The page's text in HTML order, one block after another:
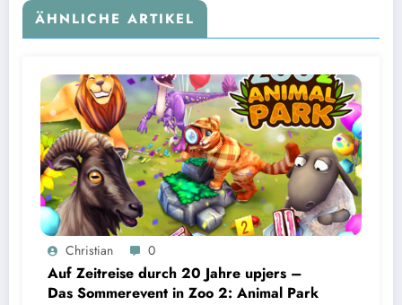
ÄHNLICHE ARTIKEL
Christian 0
Auf Zeitreise durch 20 Jahre upjers –
Das Sommerevent in Zoo 2: Animal Park